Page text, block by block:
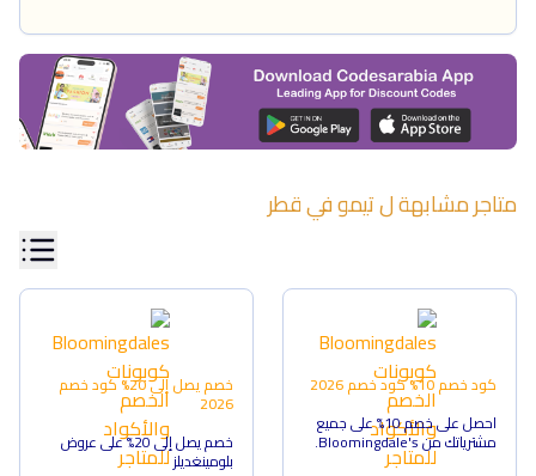
متاجر مشابهة لتيموفيقطر
كود خصم 10% كود خصم2026
احصل على خصم 10% على جميع
مشترياتك من Bloomingdale's.
خصم يصل إلى 20% كود خصم
2026
خصم يصل إلى 20% على عروض
بلومينغديلز